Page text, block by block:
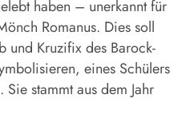
haben – unerkannt für
Romanus. Dies soll
und Kruzifix des Barock-
eines Schülers
stammt aus dem Jahr